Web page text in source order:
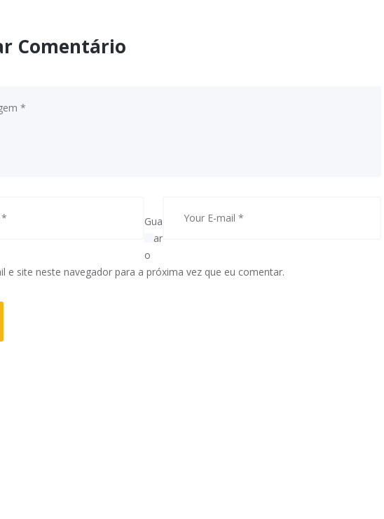
Comentário
Gua
rdar
o
e site neste navegador para a próxima vez que eu comentar.